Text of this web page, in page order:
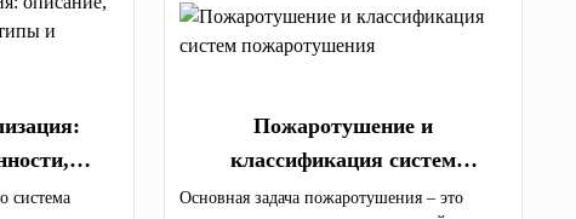
система
Пожаротушение и
классификация систем
пожаротушения
Основная задача пожаротушения – это